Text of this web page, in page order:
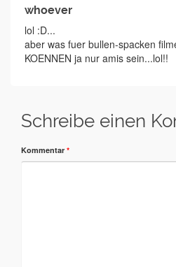
whoever
lol :D...
aber was fuer bullen-spacken
KOENNEN ja nur amis sein...lol!!
Schreibe einen
Kommentar *